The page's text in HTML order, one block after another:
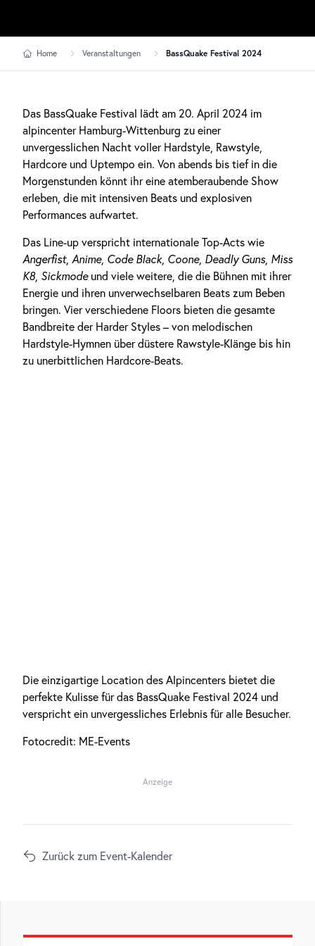
Home Veranstaltungen BassQuake Festival 2024
Das BassQuake Festival lädt am 20. April 2024 im
alpincenter Hamburg-Wittenburg zu einer
unvergesslichen Nacht voller Hardstyle, Rawstyle,
Hardcore und Uptempo ein. Von abends bis tief in die
Morgenstunden könnt ihr eine atemberaubende Show
erleben, die mit intensiven Beats und explosiven
Performances aufwartet.
Das Line-up verspricht internationale Top-Acts wie
Angerfist, Anime, Code Black, Coone, Deadly Guns, Miss
K8, Sickmode und viele weitere, die die Bühnen mit ihrer
Energie und ihren unverwechselbaren Beats zum Beben
bringen. Vier verschiedene Floors bieten die gesamte
Bandbreite der Harder Styles – von melodischen
Hardstyle-Hymnen über düstere Rawstyle-Klänge bis hin
zu unerbittlichen Hardcore-Beats.
Die einzigartige Location des Alpincenters bietet die
perfekte Kulisse für das BassQuake Festival 2024 und
verspricht ein unvergessliches Erlebnis für alle Besucher.
Fotocredit: ME-Events
Anzeige
Zurück zum Event-Kalender